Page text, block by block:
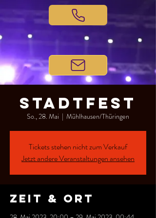
Stadtfest
So., 28. Mai
  |
Mühlhausen/Thüringen
Tickets stehen nicht zum Verkauf
Jetzt andere Veranstaltungen ansehen
Zeit & Ort